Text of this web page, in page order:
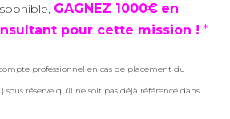
GAGNEZ 1000€ en
pour cette mission ! *
compte professionnel en cas de placement du
réserve qu'il ne soit pas déjà référencé dans